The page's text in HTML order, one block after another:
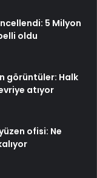
5 Milyon
oldu
görüntüler: Halk
atıyor
ofisi: Ne